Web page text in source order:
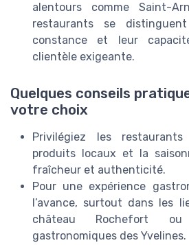
alentours comme Saint-
restaurants se
constance et leur
clientèle exigeante.
Quelques conseils
votre choix
Privilégiez les
produits locaux et la
fraîcheur et authenticité.
Pour une expérience
l’avance, surtout dans les
château Rochefort
gastronomiques des Yvelines.